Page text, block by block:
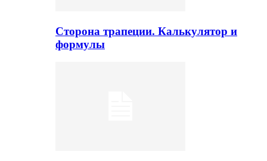
Сторона трапеции. Калькулятор и
формулы